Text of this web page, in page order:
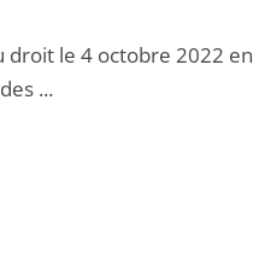
droit le 4 octobre 2022 en
...